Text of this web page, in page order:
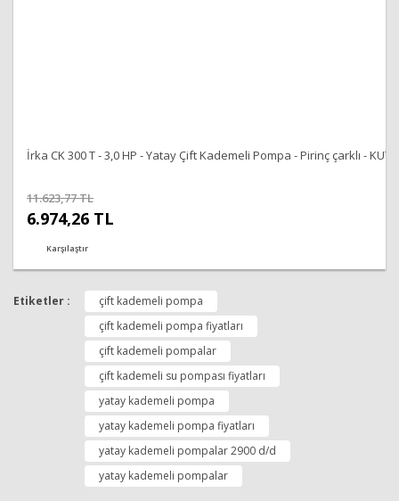
İrka CK 300 T - 3,0 HP - Yatay Çift Kademeli Pompa - Pirinç çarklı -
11.623,77 TL
6.974,26 TL
Karşılaştır
Etiketler :
çift kademeli pompa
çift kademeli pompa fiyatları
çift kademeli pompalar
çift kademeli su pompası fiyatları
yatay kademeli pompa
yatay kademeli pompa fiyatları
yatay kademeli pompalar 2900 d/d
yatay kademeli pompalar